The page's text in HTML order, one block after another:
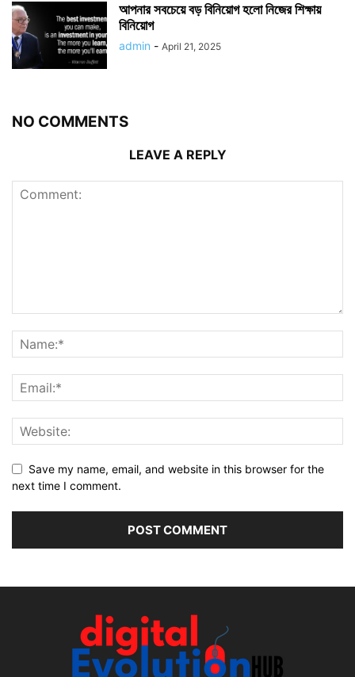
আপনার সবচেয়ে বড় বিনিয়োগ হলো নিজের শিক্ষায়
বিনিয়োগ
admin - April 21, 2025
NO COMMENTS
LEAVE A REPLY
Save my name, email, and website in this browser for the
next time I comment.